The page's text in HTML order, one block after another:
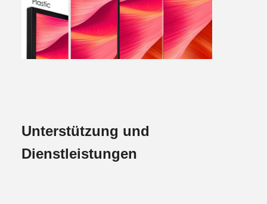
Unterstützung und
Dienstleistungen